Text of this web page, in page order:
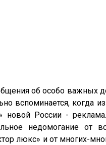
об особо важных
вспоминается, когда
новой России -
недомогание от
люкс» и от многих-